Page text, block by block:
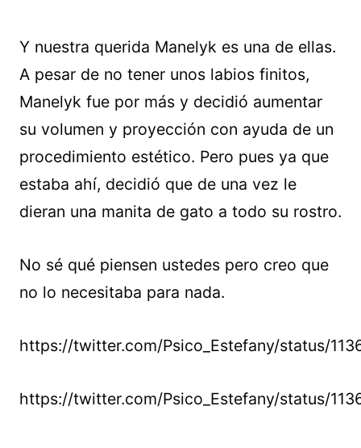
Y nuestra querida Manelyk es una de ellas.
A pesar de no tener unos labios finitos,
Manelyk fue por más y decidió aumentar
su volumen y proyección con ayuda de un
procedimiento estético. Pero pues ya que
estaba ahí, decidió que de una vez le
dieran una manita de gato a todo su rostro.
No sé qué piensen ustedes pero creo que
no lo necesitaba para nada.
https://twitter.com/Psico_Estefany/status/
https://twitter.com/Psico_Estefany/status/